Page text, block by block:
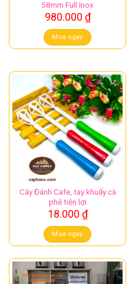
58mm Full Inox
980.000 ₫
Mua ngay
Cây Đánh Cafe, tay khuấy cà
phê tiện lợi
18.000 ₫
Mua ngay